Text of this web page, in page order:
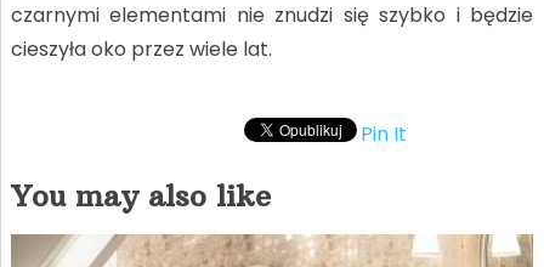
czarnymi elementami nie znudzi się szybko i będzie
cieszyła oko przez wiele lat.
Pin It
You may also like